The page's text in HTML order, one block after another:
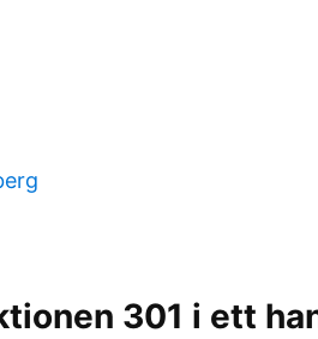
301 i ett